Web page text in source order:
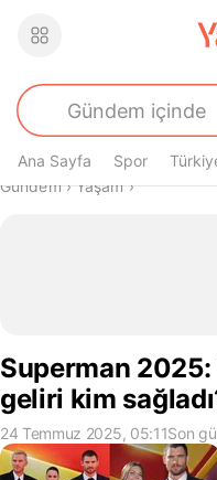
Ana Sayfa Spor
Buradasın
Gündem› Yaşam›
Superman
geliri kim
24 Temmuz 2025, 05:11Son